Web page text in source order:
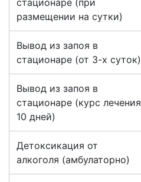
стационаре (при
размещении на сутки)
Вывод из запоя в
стационаре (от 3-х суток)
Вывод из запоя в
стационаре (курс лечения
10 дней)
Детоксикация от
алкоголя (амбулаторно)